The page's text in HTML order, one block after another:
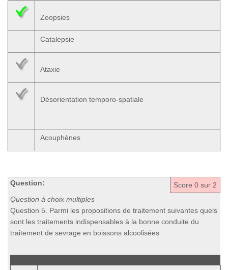
Zoopsies
Catalepsie
Ataxie
Désorientation temporo-spatiale
Acouphènes
Score 0 sur 2
Question:
Question à choix multiples
Question 5. Parmi les propositions de traitement suivantes quels
sont les traitements indispensables à la bonne conduite du
traitement de sevrage en boissons alcoolisées